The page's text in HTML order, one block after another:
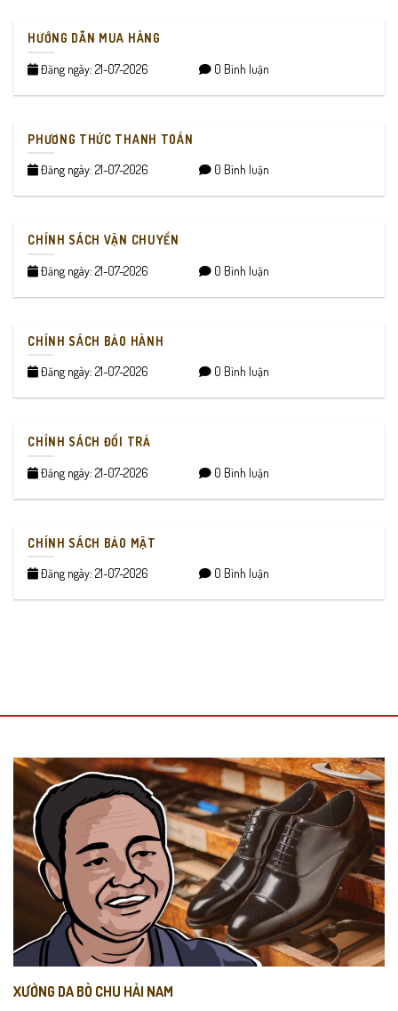
HƯỚNG DẪN MUA HÀNG
Đăng ngày: 21-07-2026 0 Bình luận
PHƯƠNG THỨC THANH TOÁN
Đăng ngày: 21-07-2026 0 Bình luận
CHÍNH SÁCH VẬN CHUYỂN
Đăng ngày: 21-07-2026 0 Bình luận
CHÍNH SÁCH BẢO HÀNH
Đăng ngày: 21-07-2026 0 Bình luận
CHÍNH SÁCH ĐỔI TRẢ
Đăng ngày: 21-07-2026 0 Bình luận
CHÍNH SÁCH BẢO MẬT
Đăng ngày: 21-07-2026 0 Bình luận
XƯỞNG DA BÒ CHU HẢI NAM